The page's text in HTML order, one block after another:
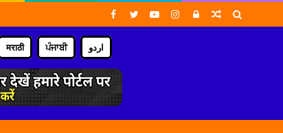
Random
Log
Instagram
YouTube
Twitter
Facebook
मराठी ਪੰਜਾਬੀ اردو